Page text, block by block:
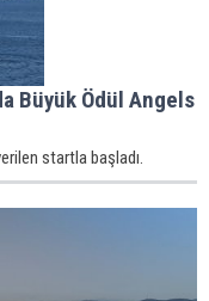
Büyük Ödül Angels
startla başladı.